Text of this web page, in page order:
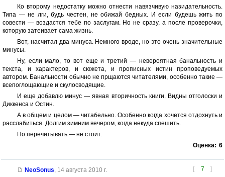
Ко второму недостатку можно отнести навязчивую назидательность.
Типа — не лги, будь честен, не обижай бедных. И если будешь жить по
совести — воздастся тебе по заслугам. Но не сразу, а после проверочки,
которую затеивает сама жизнь.
Вот, насчитал два минуса. Немного вроде, но это очень значительные
минусы.
Ну, если мало, то вот еще и третий — невероятная банальность и
текста, и характеров, и сюжета, и прописных истин проповедуемых
автором. Банальности обычно не прщаются читателями, особенно такие —
всепоглощающие и скулосводящие.
И еще добавлю минус — явная вторичность книги. Видны отголоски и
Диккенса и Остин.
А в общем и целом — читабельно. Особенно когда хочется отдохнуть и
расслабиться. Долгим зимним вечером, когда некуда спешить.
Но перечитывать — не стоит.
Оценка: 6
[ 7 ]
NeoSonus, 14 августа 2010 г.